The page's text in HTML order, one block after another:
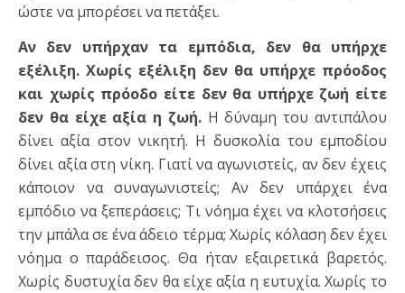
ώστε να μπορέσει να πετάξει.
Αν δεν υπήρχαν τα εμπόδια, δεν θα υπήρχε
εξέλιξη. Χωρίς εξέλιξη δεν θα υπήρχε πρόοδος
και χωρίς πρόοδο είτε δεν θα υπήρχε ζωή είτε
δεν θα είχε αξία η ζωή.Η δύναμη του αντιπάλου
δίνει αξία στον νικητή. Η δυσκολία του εμποδίου
δίνει αξία στη νίκη. Γιατί να αγωνιστείς, αν δεν έχεις
κάποιον να συναγωνιστείς; Αν δεν υπάρχει ένα
εμπόδιο να ξεπεράσεις; Τι νόημα έχει να κλοτσήσεις
την μπάλα σε ένα άδειο τέρμα; Χωρίς κόλαση δεν έχει
νόημα ο παράδεισος. Θα ήταν εξαιρετικά βαρετός.
Χωρίς δυστυχία δεν θα είχε αξία η ευτυχία. Χωρίς το